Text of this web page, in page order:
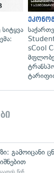
sCool
გამოიცანი
წინ